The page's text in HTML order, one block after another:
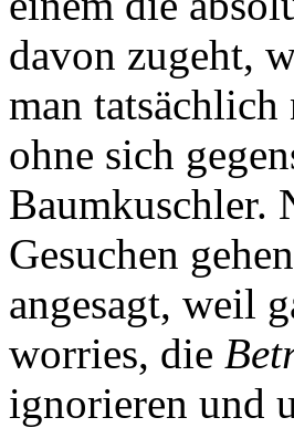
davon zugeht,
man
ohne sich
Baumkuschler.
Gesuchen
angesagt, weil
worries, die
ignorieren und